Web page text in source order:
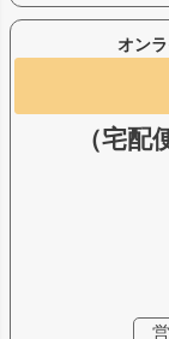
オン
（宅配